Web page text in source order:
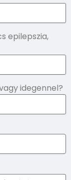
epilepszia,
idegennel?